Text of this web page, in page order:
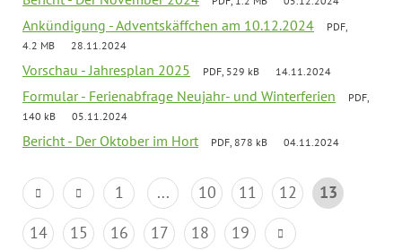
Ankündigung - Adventskäffchen am 10.12.2024
PDF,
4.2 MB
28.11.2024
Vorschau - Jahresplan 2025 PDF, 529 kB 14.11.2024
Formular - Ferienabfrage Neujahr- und Winterferien
PDF,
140 kB
05.11.2024
Bericht - Der Oktober im Hort PDF, 878 kB 04.11.2024
1 ... 10 11 12
13
14
15 16 17 18 19